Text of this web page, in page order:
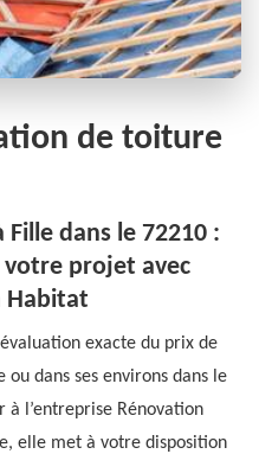
de toiture
dans le 72210 :
projet avec
Habitat
exacte du prix de
dans ses environs dans le
à l’entreprise Rénovation
elle met à votre disposition